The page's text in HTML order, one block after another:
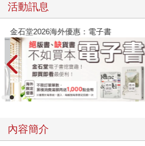
活動訊息
金石堂2026海外優惠：電子書
內容簡介